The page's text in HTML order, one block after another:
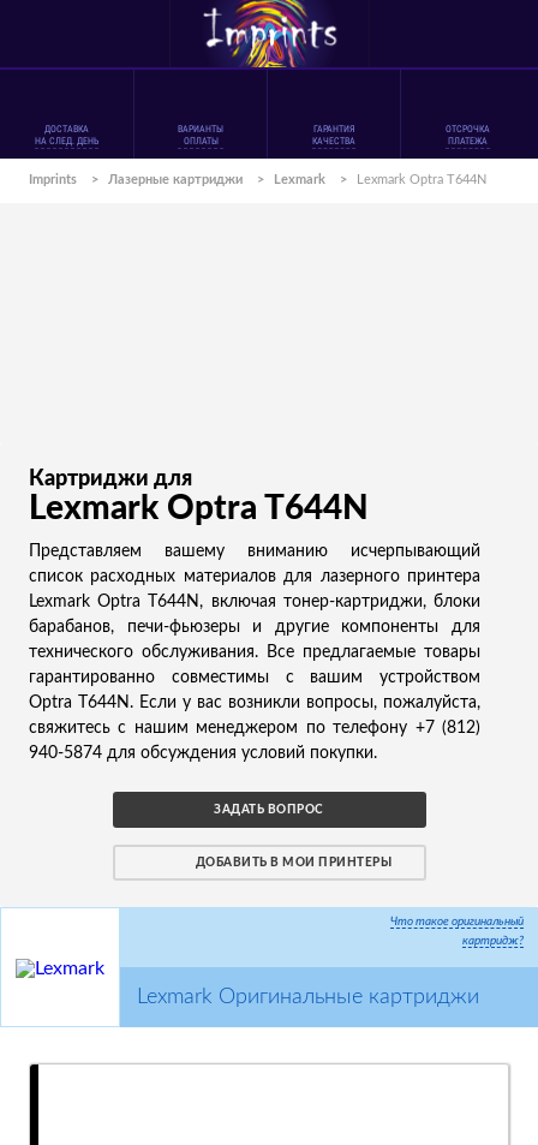
ДОСТАВКА
НА СЛЕД. ДЕНЬ
ВАРИАНТЫ
ОПЛАТЫ
ГАРАНТИЯ
КАЧЕСТВА
ОТСРОЧКА
ПЛАТЕЖА
Imprints > Лазерные картриджи > Lexmark > Lexmark Optra T644N
Картриджи для
Lexmark Optra T644N
Представляем вашему вниманию исчерпывающий
список расходных материалов для лазерного принтера
Lexmark Optra T644N, включая тонер-картриджи, блоки
барабанов, печи-фьюзеры и другие компоненты для
технического обслуживания. Все предлагаемые товары
гарантированно совместимы с вашим устройством
Optra T644N. Если у вас возникли вопросы, пожалуйста,
свяжитесь с нашим менеджером по телефону +7 (812)
940-5874 для обсуждения условий покупки.
ЗАДАТЬ ВОПРОС
ДОБАВИТЬ В МОИ ПРИНТЕРЫ
Что такое оригинальный
картридж?
Lexmark Оригинальные картриджи